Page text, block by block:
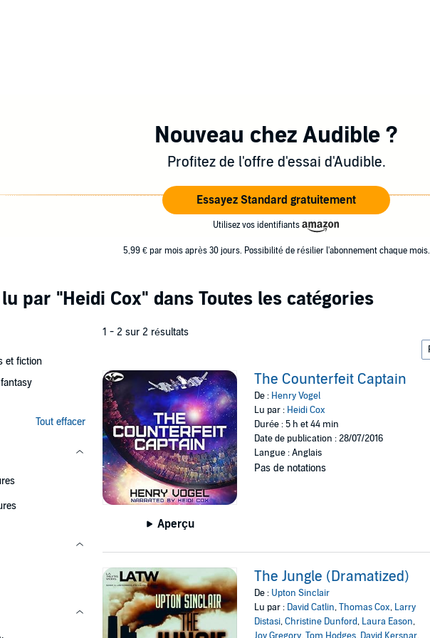
Nouveau chez Audible ?
Profitez de l'offre d'essai d'Audible.
Essayez Standard gratuitement
Utilisez vos identifiants
5,99 € par mois après 30 jours. Possibilité de résilier l'abonnement chaque mois.
par "Heidi Cox" dans Toutes les catégories
et fiction
Tout effacer
1 - 2 sur 2 résultats
Aperçu
The Counterfeit Captain
De : Henry Vogel
Lu par : Heidi Cox
Durée : 5 h et 44 min
Date de publication : 28/07/2016
Langue : Anglais
Pas de notations
The Jungle (Dramatized)
De : Upton Sinclair
Lu par : David Catlin,Thomas Cox, Larry
Distasi,Christine Dunford, Laura Eason,